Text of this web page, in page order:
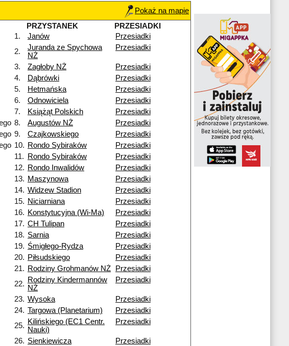
Pokaż na mapie
PRZYSTANEK
PRZESIADKI
1.
Janów
Przesiadki
2.
Juranda ze Spychowa
NŻ
Przesiadki
3. Zagłoby NŻ
Przesiadki
4. Dąbrówki
Przesiadki
5. Hetmańska
Przesiadki
6. Odnowiciela
Przesiadki
7. Książąt Polskich
Przesiadki
8. Augustów NŻ
Przesiadki
9. Czajkowskiego
Przesiadki
10. Rondo Sybiraków
Przesiadki
11. Rondo Sybiraków
Przesiadki
12. Rondo Inwalidów
Przesiadki
13. Maszynowa
Przesiadki
14. Widzew Stadion
Przesiadki
15. Niciarniana
Przesiadki
16. Konstytucyjna (Wi-Ma)
Przesiadki
17. CH Tulipan
Przesiadki
18. Sarnia
Przesiadki
19. Śmigłego-Rydza
Przesiadki
20. Piłsudskiego
Przesiadki
21. Rodziny Grohmanów NŻ
Przesiadki
22. Rodziny Kindermannów
NŻ
Przesiadki
23. Wysoka
Przesiadki
24. Targowa (Planetarium)
Przesiadki
25. Kilińskiego (EC1 Centr.
Nauki)
Przesiadki
26. Sienkiewicza
Przesiadki